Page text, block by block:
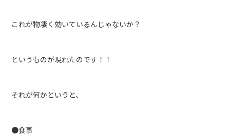
これが物凄く効いているんじゃないか？
というものが現れたのです！！
それが何かというと、
●食事